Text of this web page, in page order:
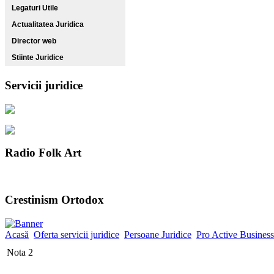
Legaturi Utile
Actualitatea Juridica
Director web
Stiinte Juridice
Servicii juridice
Radio Folk Art
Crestinism Ortodox
Acasă Oferta servicii juridice Persoane Juridice Pro Active Business
Nota 2